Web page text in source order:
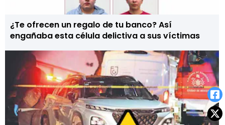
¿Te ofrecen un regalo de tu banco? Así
engañaba esta célula delictiva a sus víctimas